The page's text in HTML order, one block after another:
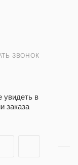
ЗВОНОК
увидеть в
заказа